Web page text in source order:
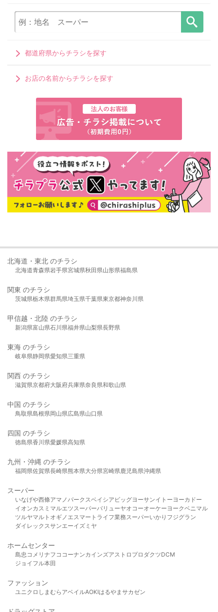
都道府県からチラシを探す
お店の名前からチラシを探す
北海道・東北 のチラシ
北海道青森県岩手県宮城県秋田県山形県福島県
関東 のチラシ
茨城県栃木県群馬県埼玉県千葉県東京都神奈川県
甲信越・北陸 のチラシ
新潟県富山県石川県福井県山梨県長野県
東海 のチラシ
岐阜県静岡県愛知県三重県
関西 のチラシ
滋賀県京都府大阪府兵庫県奈良県和歌山県
中国 のチラシ
鳥取県島根県岡山県広島県山口県
四国 のチラシ
徳島県香川県愛媛県高知県
九州・沖縄 のチラシ
福岡県佐賀県長崎県熊本県大分県宮崎県鹿児島県沖縄県
スーパー
いなげや西條アマノパークスベイシア ビッグヨーサンイトーヨーカドー
イオンカスミ マルエツスーパーバリューヤオコーオーケー ヨークベニマル
ツルヤマルト オギノ エスマート ライフ業務スーパーいかり フジグラン
ダイレックスサンエーイズミヤ
ホームセンター
島忠 コメリ ナフコ コーナンカインズアストロプロダクツDCM
ジョイフル本田
ファッション
ユニクロ しまむら アベイルAOKIはるやま サカゼン